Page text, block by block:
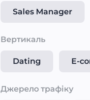
Sales Manager
Вертикаль
Dating E-
Джерело трафіку